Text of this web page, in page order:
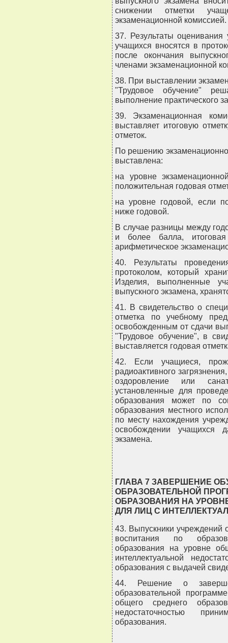
снижении отметки
экзаменационной комиссией.
37. Результаты оценивания
учащихся вносятся в
после окончания
членами экзаменационной
38. При выставлении
"Трудовое обучение"
выполнение практического
39. Экзаменационная
выставляет итоговую
отметок.
По решению
выставлена:
на уровне
положительная годовая
на уровне годовой, если
ниже годовой.
В случае разницы между
и более балла,
арифметическое
40. Результаты
протоколом, который
Изделия, выполненные
выпускного экзамена,
41. В свидетельство о
отметка по учебному
освобожденным от сдачи
"Трудовое обучение", в
выставляется годовая
42. Если учащиеся,
радиоактивного
оздоровление или
установленные для
образования может по
образования местного
по месту нахождения
освобождении учащихся
экзамена.
ГЛАВА 7 ЗАВЕРШЕНИЕ
ОБРАЗОВАТЕЛЬНОЙ
ОБРАЗОВАНИЯ НА
ДЛЯ ЛИЦ С
43. Выпускники учреждений
воспитания по
образования на уровне
интеллектуальной
образования с выдачей
44. Решение о
образовательной
общего среднего
недостаточностью
образования.